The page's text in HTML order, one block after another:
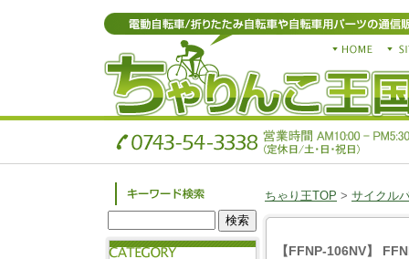
ちゃり王TOP > サイクル
【FFNP-106NV】